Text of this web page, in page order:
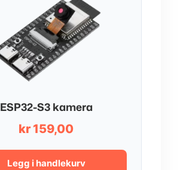
ESP32-S3 kamera
kr 159,00
Legg i handlekurv